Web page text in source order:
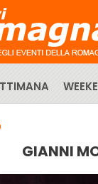
GIANNI